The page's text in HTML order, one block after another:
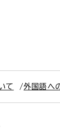
て 外国語へ